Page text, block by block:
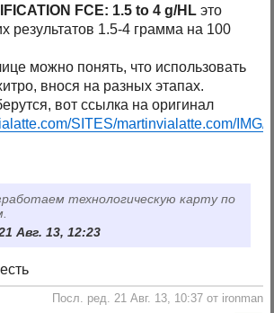
FCE: 1.5 to 4 g/HL это
результатов 1.5-4 грамма на 100
можно понять, что использовать
внося на разных этапах.
вот ссылка на оригинал
SITES/martinvialatte.com/
технологическую карту по
Авг. 13, 12:23
Посл. ред. 21 Авг. 13, 10:37 от ironman